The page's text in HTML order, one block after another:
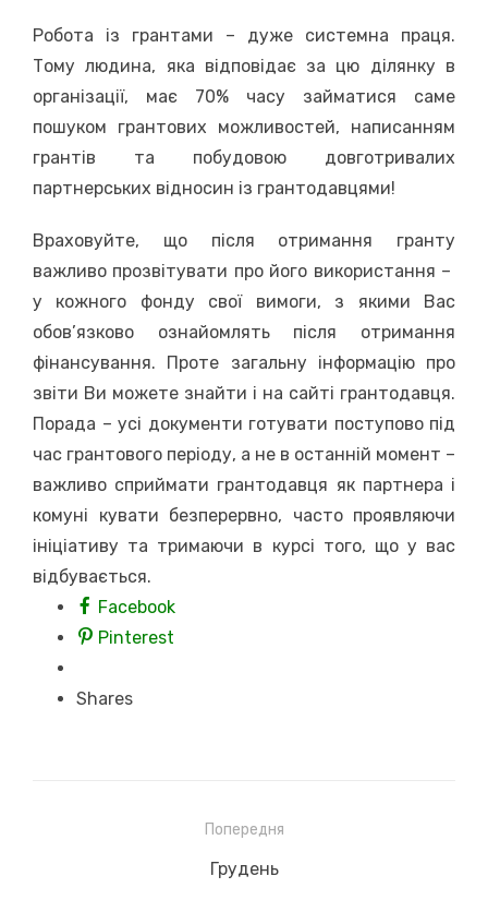
Робота із грантами – дуже системна праця.
Тому людина, яка відповідає за цю ділянку в
організації, має 70% часу займатися саме
пошуком грантових можливостей, написанням
грантів та побудовою довготривалих
партнерських відносин із грантодавцями!
Враховуйте, що після отримання гранту
важливо прозвітувати про його використання –
у кожного фонду свої вимоги, з якими Вас
обов’язково ознайомлять після отримання
фінансування. Проте загальну інформацію про
звіти Ви можете знайти і на сайті грантодавця.
Порада – усі документи готувати поступово під
час грантового періоду, а не в останній момент –
важливо сприймати грантодавця як партнера і
комуні кувати безперервно, часто проявляючи
ініціативу та тримаючи в курсі того, що у вас
відбувається.
Facebook
Pinterest
Shares
Попередня
Previous
Грудень